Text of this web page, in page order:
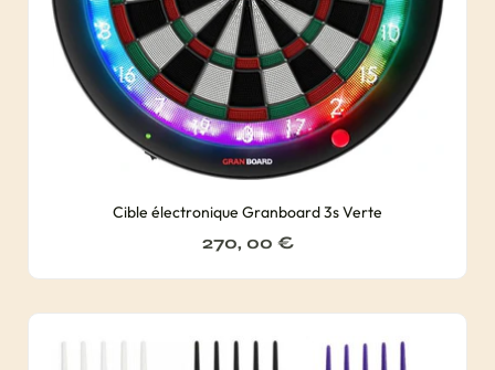
Cible électronique Granboard 3s Verte
270, 00 €